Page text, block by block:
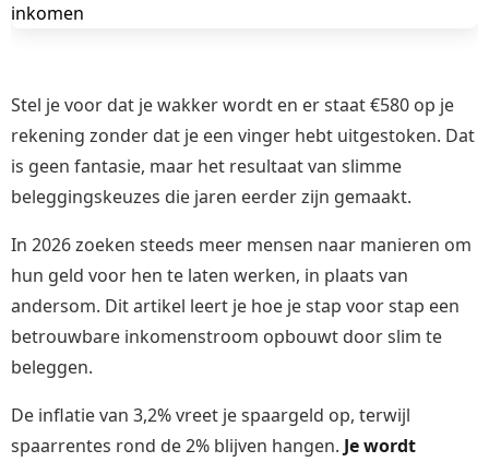
Stel je voor dat je wakker wordt en er staat €580 op je
rekening zonder dat je een vinger hebt uitgestoken. Dat
is geen fantasie, maar het resultaat van slimme
beleggingskeuzes die jaren eerder zijn gemaakt.
In 2026 zoeken steeds meer mensen naar manieren om
hun geld voor hen te laten werken, in plaats van
andersom. Dit artikel leert je hoe je stap voor stap een
betrouwbare inkomenstroom opbouwt door slim te
beleggen.
De inflatie van 3,2% vreet je spaargeld op, terwijl
spaarrentes rond de 2% blijven hangen. Je wordt